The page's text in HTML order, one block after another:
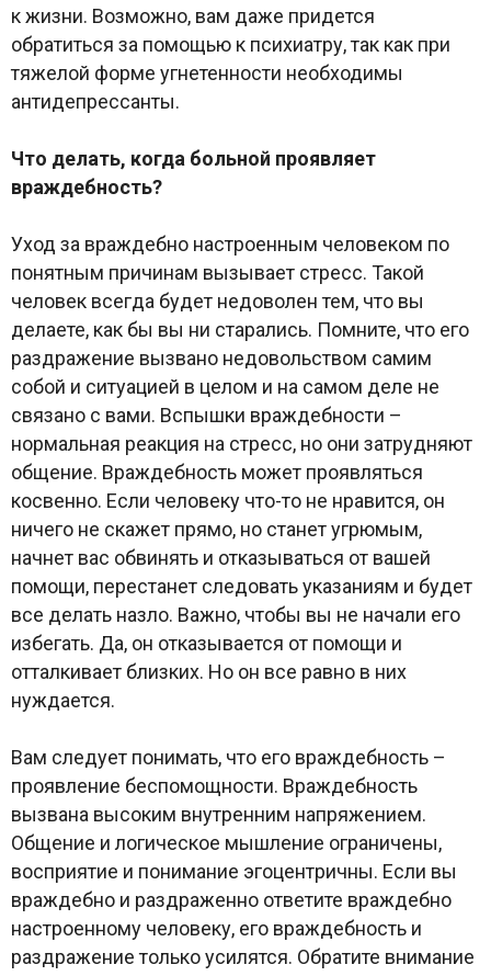
к жизни. Возможно, вам даже придется
обратиться за помощью к психиатру, так как при
тяжелой форме угнетенности необходимы
антидепрессанты.
Что делать, когда больной проявляет
враждебность?
Уход за враждебно настроенным человеком по
понятным причинам вызывает стресс. Такой
человек всегда будет недоволен тем, что вы
делаете, как бы вы ни старались. Помните, что его
раздражение вызвано недовольством самим
собой и ситуацией в целом и на самом деле не
связано с вами. Вспышки враждебности –
нормальная реакция на стресс, но они затрудняют
общение. Враждебность может проявляться
косвенно. Если человеку что-то не нравится, он
ничего не скажет прямо, но станет угрюмым,
начнет вас обвинять и отказываться от вашей
помощи, перестанет следовать указаниям и будет
все делать назло. Важно, чтобы вы не начали его
избегать. Да, он отказывается от помощи и
отталкивает близких. Но он все равно в них
нуждается.
Вам следует понимать, что его враждебность –
проявление беспомощности. Враждебность
вызвана высоким внутренним напряжением.
Общение и логическое мышление ограничены,
восприятие и понимание эгоцентричны. Если вы
враждебно и раздраженно ответите враждебно
настроенному человеку, его враждебность и
раздражение только усилятся. Обратите внимание